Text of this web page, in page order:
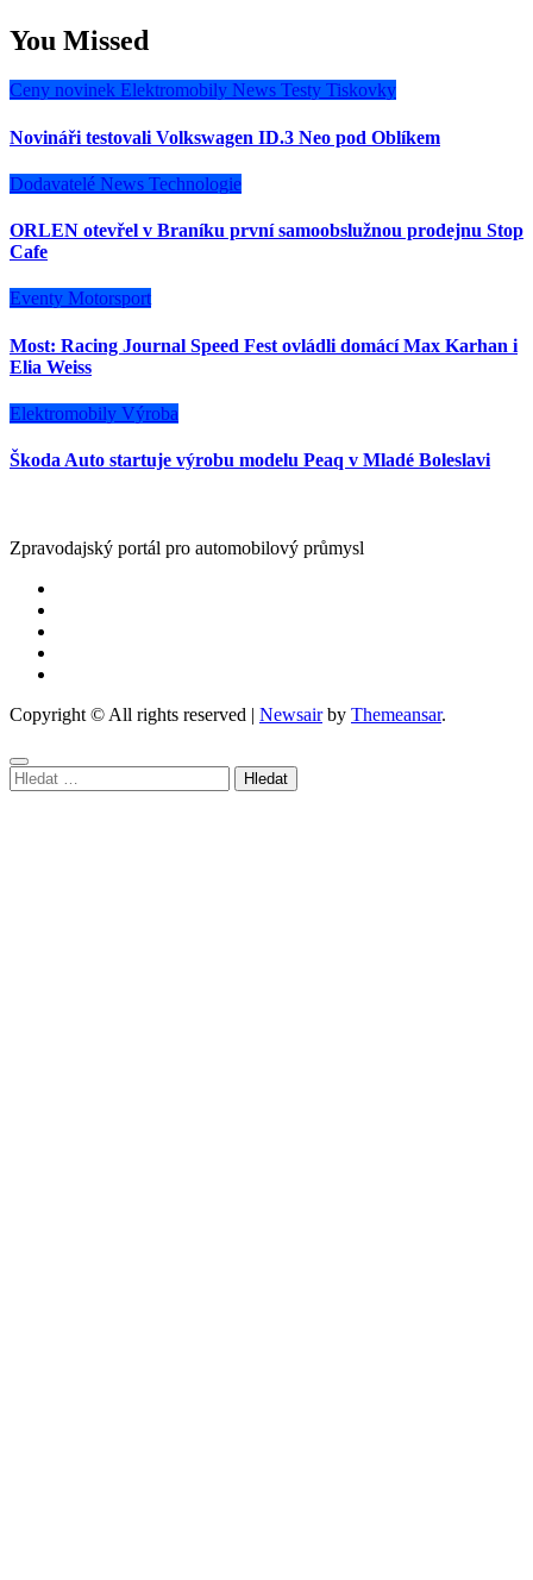
You Missed
Ceny novinek Elektromobily News Testy Tiskovky
Novináři testovali Volkswagen ID.3 Neo pod Oblíkem
Dodavatelé News Technologie
ORLEN otevřel v Braníku první samoobslužnou prodejnu Stop
Cafe
Eventy Motorsport
Most: Racing Journal Speed Fest ovládli domácí Max Karhan i
Elia Weiss
Elektromobily Výroba
Škoda Auto startuje výrobu modelu Peaq v Mladé Boleslavi
Zpravodajský portál pro automobilový průmysl
Copyright © All rights reserved | Newsairby Themeansar.
Vyhledávání